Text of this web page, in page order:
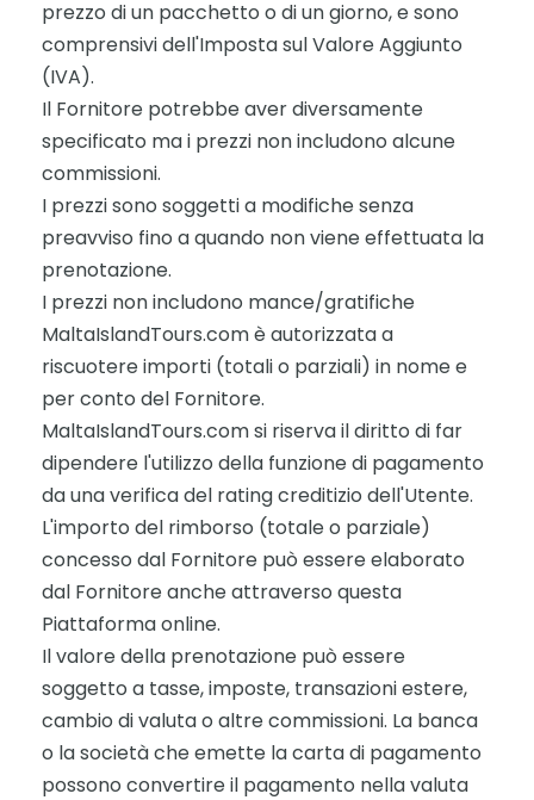
prezzo di un pacchetto o di un giorno, e sono
comprensivi dell'Imposta sul Valore Aggiunto
(IVA).
Il Fornitore potrebbe aver diversamente
specificato ma i prezzi non includono alcune
commissioni.
I prezzi sono soggetti a modifiche senza
preavviso fino a quando non viene effettuata la
prenotazione.
I prezzi non includono mance/gratifiche
MaltaIslandTours.com è autorizzata a
riscuotere importi (totali o parziali) in nome e
per conto del Fornitore.
MaltaIslandTours.com si riserva il diritto di far
dipendere l'utilizzo della funzione di pagamento
da una verifica del rating creditizio dell'Utente.
L'importo del rimborso (totale o parziale)
concesso dal Fornitore può essere elaborato
dal Fornitore anche attraverso questa
Piattaforma online.
Il valore della prenotazione può essere
soggetto a tasse, imposte, transazioni estere,
cambio di valuta o altre commissioni. La banca
o la società che emette la carta di pagamento
possono convertire il pagamento nella valuta